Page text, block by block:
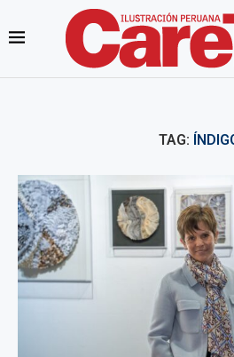
TAG: